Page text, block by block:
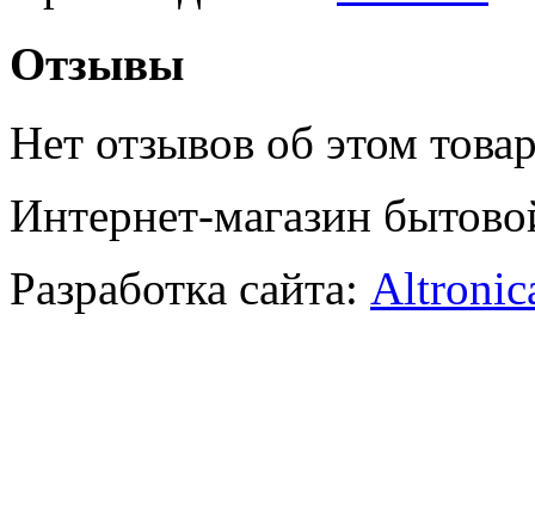
Отзывы
Нет отзывов об этом
Интернет-магазин
Разработка сайта: